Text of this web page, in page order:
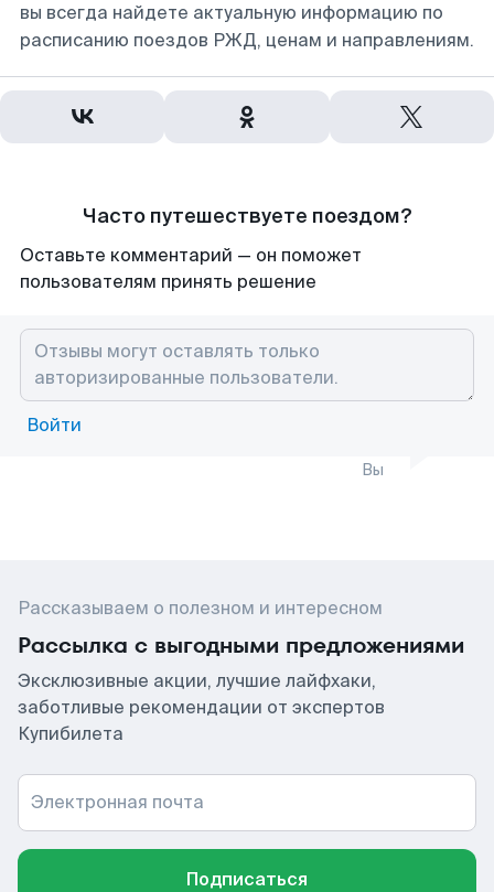
вы всегда найдете актуальную информацию по
расписанию поездов РЖД, ценам и направлениям.
Часто путешествуете поездом?
Оставьте комментарий — он поможет
пользователям принять решение
Войти
Вы
Рассказываем о полезном и интересном
Рассылка с выгодными предложениями
Эксклюзивные акции, лучшие лайфхаки,
заботливые рекомендации от экспертов
Купибилета
Электронная почта
Подписаться